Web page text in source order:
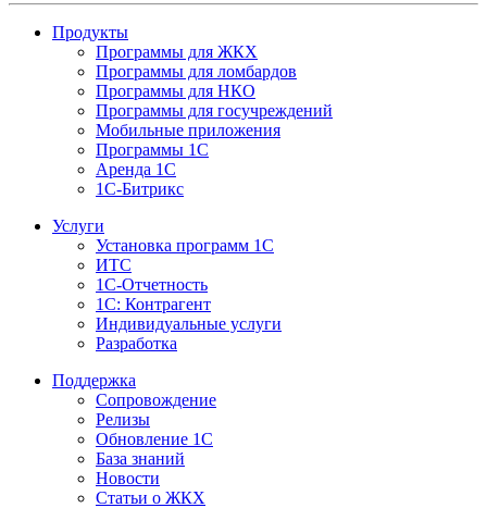
Продукты
Программы для ЖКХ
Программы для ломбардов
Программы для НКО
Программы для госучреждений
Мобильные приложения
Программы 1С
Аренда 1С
1С-Битрикс
Услуги
Установка программ 1С
ИТС
1С-Отчетность
1С: Контрагент
Индивидуальные услуги
Разработка
Поддержка
Сопровождение
Релизы
Обновление 1С
База знаний
Новости
Статьи о ЖКХ